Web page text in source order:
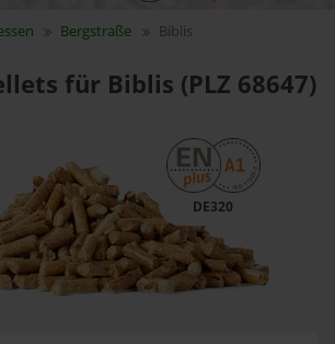
Bergstraße Biblis
für Biblis (PLZ 68647)
DE320